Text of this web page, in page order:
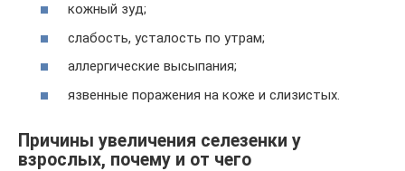
кожный зуд;
слабость, усталость по утрам;
аллергические высыпания;
язвенные поражения на коже и слизистых.
Причины увеличения селезенки у
взрослых, почему и от чего